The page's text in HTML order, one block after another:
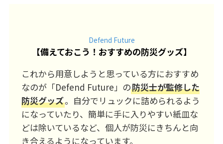
Defend Future
【備えておこう！おすすめの防災グッズ】
これから用意しようと思っている方におすすめ
なのが「Defend Future」の防災士が監修した
防災グッズ。自分でリュックに詰められるよう
になっていたり、簡単に手に入りやすい紙皿な
どは除いているなど、個人が防災にきちんと向
き合えるようになっています。